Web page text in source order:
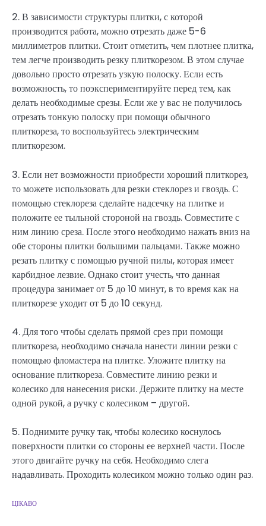
2. В зависимости структуры плитки, с которой
производится работа, можно отрезать даже 5-6
миллиметров плитки. Стоит отметить, чем плотнее плитка,
тем легче производить резку плиткорезом. В этом случае
довольно просто отрезать узкую полоску. Если есть
возможность, то поэкспериментируйте перед тем, как
делать необходимые срезы. Если же у вас не получилось
отрезать тонкую полоску при помощи обычного
плиткореза, то воспользуйтесь электрическим
плиткорезом.
3. Если нет возможности приобрести хороший плиткорез,
то можете использовать для резки стеклорез и гвоздь. С
помощью стеклореза сделайте надсечку на плитке и
положите ее тыльной стороной на гвоздь. Совместите с
ним линию среза. После этого необходимо нажать вниз на
обе стороны плитки большими пальцами. Также можно
резать плитку с помощью ручной пилы, которая имеет
карбидное лезвие. Однако стоит учесть, что данная
процедура занимает от 5 до 10 минут, в то время как на
плиткорезе уходит от 5 до 10 секунд.
4. Для того чтобы сделать прямой срез при помощи
плиткореза, необходимо сначала нанести линии резки с
помощью фломастера на плитке. Уложите плитку на
основание плиткореза. Совместите линию резки и
колесико для нанесения риски. Держите плитку на месте
одной рукой, а ручку с колесиком – другой.
5. Поднимите ручку так, чтобы колесико коснулось
поверхности плитки со стороны ее верхней части. После
этого двигайте ручку на себя. Необходимо слега
надавливать. Проходить колесиком можно только один раз.
ЦІКАВО